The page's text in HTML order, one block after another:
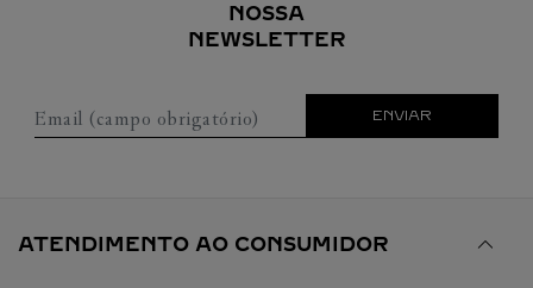
NOSSA
NEWSLETTER
Email (campo obrigatório) ENVIAR
ATENDIMENTO AO CONSUMIDOR